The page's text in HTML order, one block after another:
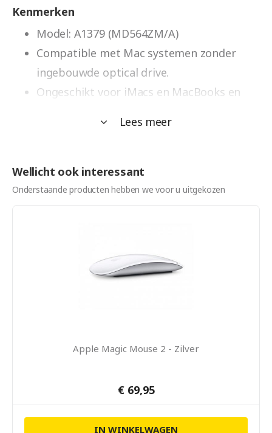
Kenmerken
Model: A1379 (MD564ZM/A)
Compatible met Mac systemen zonder
ingebouwde optical drive.
Ongeschikt voor iMacs en MacBooks en
Wel geschikt voor alle MacBook Airs (2008
Lees meer
Wellicht ook interessant
Onderstaande producten hebben we voor u uitgekozen
Apple Magic Mouse 2 - Zilver
€ 69,95
IN WINKELWAGEN